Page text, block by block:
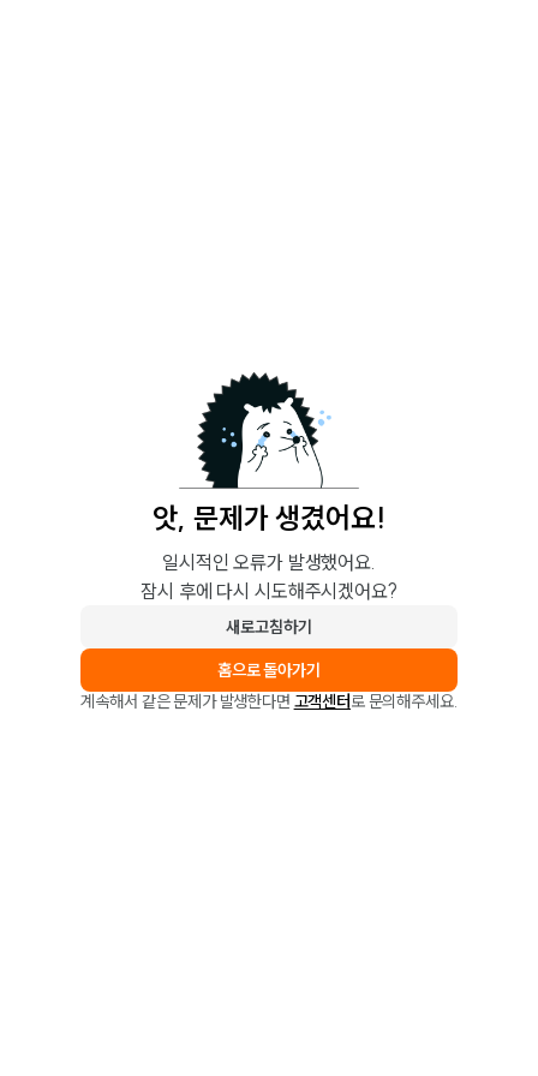
앗, 문제가 생겼어요!
일시적인 오류가 발생했어요.
잠시 후에 다시 시도해주시겠어요?
새로고침하기
홈으로 돌아가기
계속해서 같은 문제가 발생한다면 고객센터로 문의해주세요.